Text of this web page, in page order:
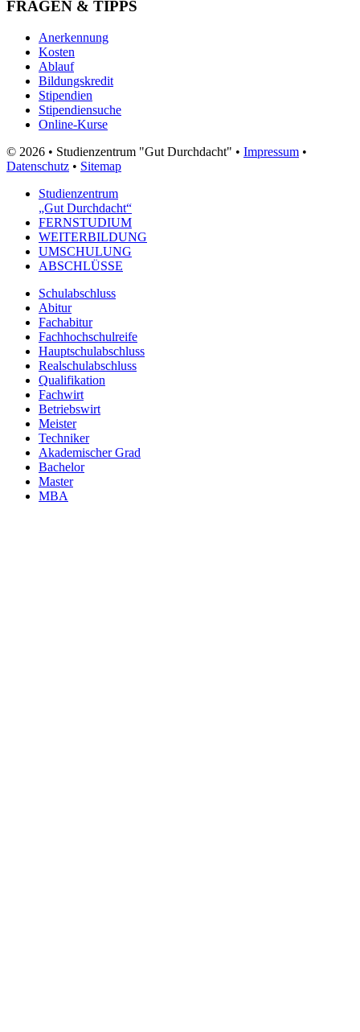
FRAGEN & TIPPS
Anerkennung
Kosten
Ablauf
Bildungskredit
Stipendien
Stipendiensuche
Online-Kurse
© 2026 • Studienzentrum "Gut Durchdacht" • Impressum •
Datenschutz • Sitemap
Studienzentrum
„Gut Durchdacht“
FERNSTUDIUM
WEITERBILDUNG
UMSCHULUNG
ABSCHLÜSSE
Schulabschluss
Abitur
Fachabitur
Fachhochschulreife
Hauptschulabschluss
Realschulabschluss
Qualifikation
Fachwirt
Betriebswirt
Meister
Techniker
Akademischer Grad
Bachelor
Master
MBA